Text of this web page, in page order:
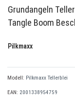
Grundangeln
Tangle Boom
Pilkmaxx
Modell: Pilkmaxx Tellerblei
EAN: 2001338954759